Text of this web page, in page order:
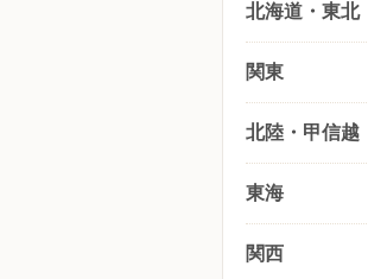
北海道・東北
関東
北陸・甲信越
東海
関西